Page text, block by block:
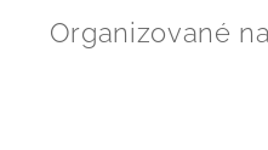
Organizované